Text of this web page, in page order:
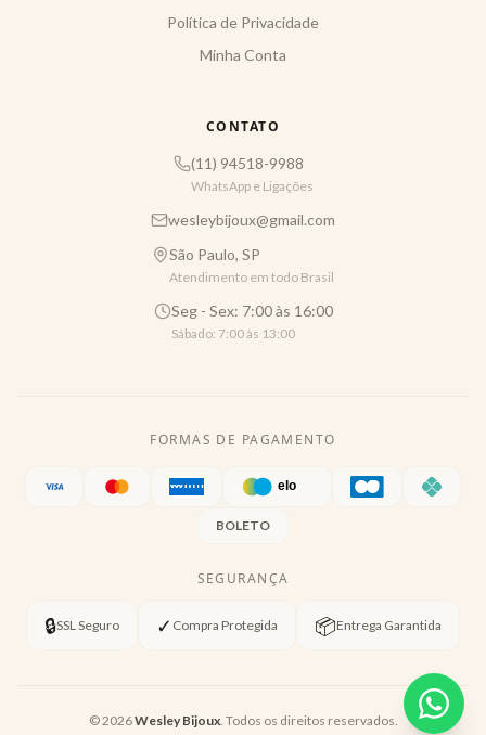
Política de Privacidade
Minha Conta
CONTATO
(11) 94518-9988
WhatsApp e Ligações
wesleybijoux@gmail.com
São Paulo, SP
Atendimento em todo Brasil
Seg - Sex: 7:00 às 16:00
Sábado: 7:00 às 13:00
FORMAS DE PAGAMENTO
BOLETO
SEGURANÇA
🔒SSL Seguro ✓ Compra Protegida 📦Entrega Garantida
©2026Wesley Bijoux. Todos os direitos reservados.